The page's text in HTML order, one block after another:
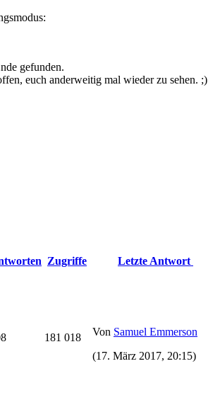
gefunden.
euch anderweitig mal wieder zu sehen. ;)
Zugriffe Letzte Antwort
181 018 Von Samuel Emmerson
(17. März 2017, 20:15)